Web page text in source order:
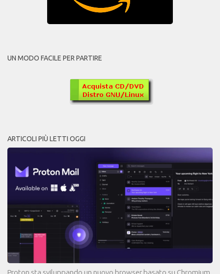
UN MODO FACILE PER PARTIRE
ARTICOLI PIÙ LETTI OGGI
Proton sta sviluppando un nuovo browser basato su Chromium